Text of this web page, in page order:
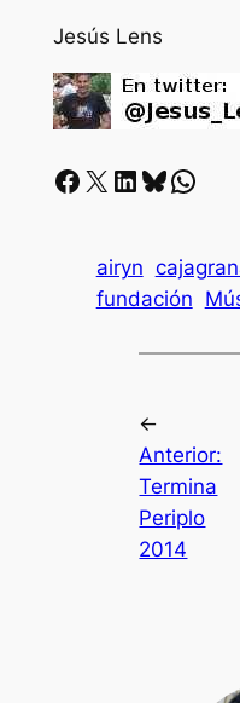
Jesús Lens
Facebook X LinkedIn Bluesky Whatsapp
airyn
fundación
←
Anterior:
Termina
Periplo
2014